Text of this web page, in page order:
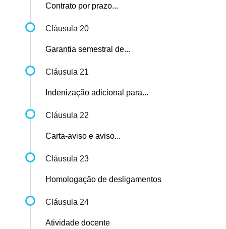
Contrato por prazo...
Cláusula 20
Garantia semestral de...
Cláusula 21
Indenização adicional para...
Cláusula 22
Carta-aviso e aviso...
Cláusula 23
Homologação de desligamentos
Cláusula 24
Atividade docente